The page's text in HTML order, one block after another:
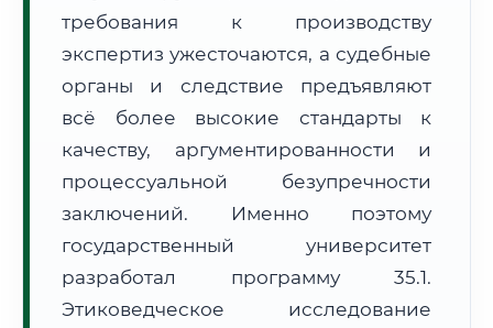
Формат учебы:
Дистанционно
🗺️ Зона обслуживания: г. Барановичи
Расчет логистики оригиналов:
• Маршрут транзита:
• Экспресс-доставка СДЭК / Почтой: 5–7 рабочих дней
требования к производству
экспертиз ужесточаются, а судебные
органы и следствие предъявляют
всё более высокие стандарты к
качеству, аргументированности и
процессуальной безупречности
заключений. Именно поэтому
государственный университет
разработал программу 35.1.
Этиковедческое исследование